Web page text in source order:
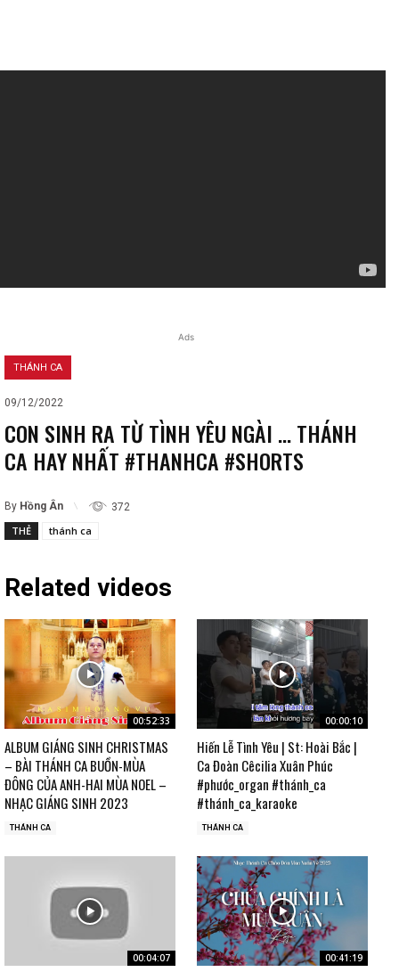
Ads
THÁNH CA
09/12/2022
CON SINH RA TỪ TÌNH YÊU NGÀI … THÁNH
CA HAY NHẤT #THANHCA #SHORTS
By Hồng Ân 372
THẺ thánh ca
Related videos
00:52:33
ALBUM GIÁNG SINH CHRISTMAS
– BÀI THÁNH CA BUỒN-MÙA
ĐÔNG CỦA ANH-HAI MÙA NOEL –
NHẠC GIÁNG SINH 2023
THÁNH CA
00:00:10
Hiến Lễ Tình Yêu | St: Hoài Bắc |
Ca Đoàn Cêcilia Xuân Phúc
#phước_organ #thánh_ca
#thánh_ca_karaoke
THÁNH CA
00:04:07 00:41:19